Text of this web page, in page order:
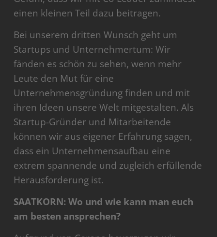
einen kleinen Teil dazu beitragen.
Bei unserem dritten Wunsch geht um
Startups und Unternehmertum: Wir
fänden es schön zu sehen, wenn mehr
Leute den Mut für eine
Unternehmensgründung finden und mit
ihren Ideen unsere Welt mitgestalten. Als
Startup-Gründer und Mitarbeitende
können wir aus eigener Erfahrung sagen,
dass ein Unternehmensaufbau eine
extrem spannende und zugleich erfüllende
Herausforderung ist.
SAATKORN: Wo und wie kann man euch
am besten ansprechen?